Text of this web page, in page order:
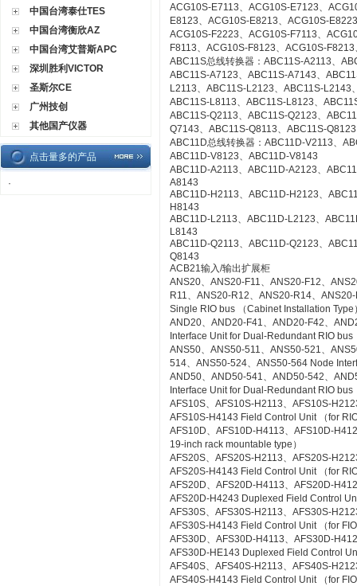
中国台湾泰仕TES
中国台湾衡欣AZ
中国台湾艾普斯APC
深圳胜利VICTOR
圣斯尔CE
广州技创
其他国产仪器
点击量多的产品
·
ACG10S-E7113、ACG10S-E7123、
E8123、ACG10S-E8213、ACG10S-
ACG10S-F2223、ACG10S-F7113、
F8113、ACG10S-F8123、ACG10S-
ABC11S总线转换器：ABC11S-A2113、
ABC11S-A7123、ABC11S-A7143、
L2113、ABC11S-L2123、ABC11S-
ABC11S-L8113、ABC11S-L8123、
ABC11S-Q2113、ABC11S-Q2123、
Q7143、ABC11S-Q8113、ABC11S-
ABC11D总线转换器：ABC11D-V2113、
ABC11D-V8123、ABC11D-V8143
ABC11D-A2113、ABC11D-A2123、
A8143
ABC11D-H2113、ABC11D-H2123、
H8143
ABC11D-L2113、ABC11D-L2123、
L8143
ABC11D-Q2113、ABC11D-Q2123、
Q8143
ACB21输入/输出扩展柜
ANS20、ANS20-F11、ANS20-F12、
R11、ANS20-R12、ANS20-R14、
Single RIO bus （Cabinet Installation Type
AND20、AND20-F41、AND20-F42、
Interface Unit for Dual-Redundant RIO
ANS50、ANS50-511、ANS50-521、
514、ANS50-524、ANS50-564 Node
AND50、AND50-541、AND50-542、
Interface Unit for Dual-Redundant RIO
AFS10S、AFS10S-H2113、AFS10S-
AFS10S-H4143 Field Control Unit （for
AFS10D、AFS10D-H4113、AFS10D-
19-inch rack mountable type）
AFS20S、AFS20S-H2113、AFS20S-
AFS20S-H4143 Field Control Unit （for
AFS20D、AFS20D-H4113、AFS20D-
AFS20D-H4243 Duplexed Field Control
AFS30S、AFS30S-H2113、AFS30S-
AFS30S-H4143 Field Control Unit （for
AFS30D、AFS30D-H4113、AFS30D-
AFS30D-HE143 Duplexed Field Control
AFS40S、AFS40S-H2113、AFS40S-
AFS40S-H4143 Field Control Unit （for